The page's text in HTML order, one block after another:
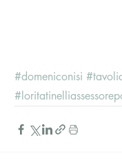
#domeniconisi